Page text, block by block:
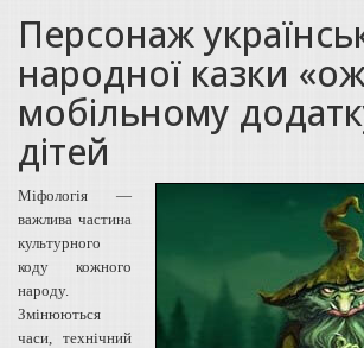
Персонаж
народної казки
мобільному
дітей
Міфологія ―
важлива частина
культурного
коду кожного
народу.
Змінюються
часи, технічний